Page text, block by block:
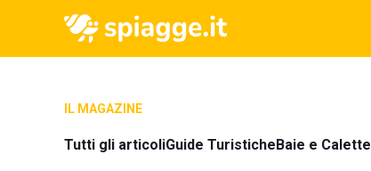
IL MAGAZINE
Tutti gli articoliGuide TuristicheBaie e Calette